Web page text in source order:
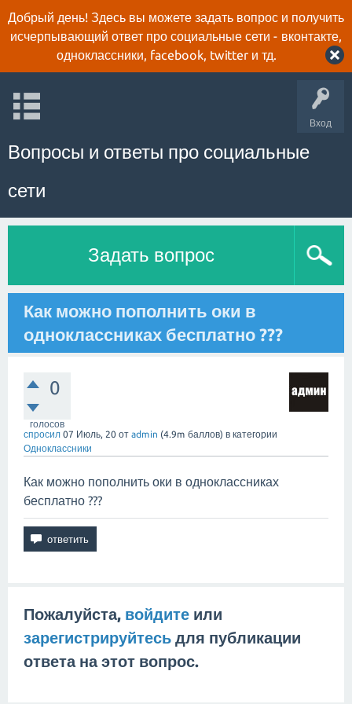
Добрый день! Здесь вы можете задать вопрос и получить
исчерпывающий ответ про социальные сети - вконтакте,
одноклассники, facebook, twitter и тд.
Вход
Вопросы и ответы про социальные
сети
Задать вопрос
Как можно пополнить оки в
одноклассниках бесплатно ???
0
голосов
спросил 07 Июль, 20 от admin (4.9m баллов) в категории
Одноклассники
Как можно пополнить оки в одноклассниках
бесплатно ???
Пожалуйста, войдите или
зарегистрируйтесь для публикации
ответа на этот вопрос.